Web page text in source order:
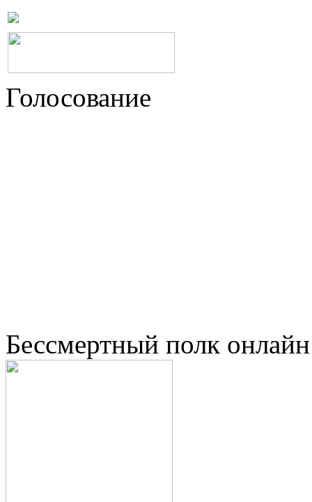
Голосование
Бессмертный полк онлайн